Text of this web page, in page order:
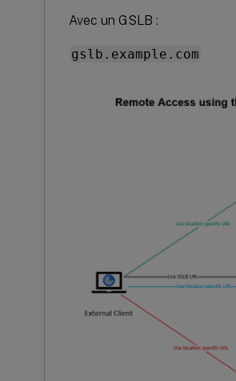
Avec un GSLB :
gslb.example.com